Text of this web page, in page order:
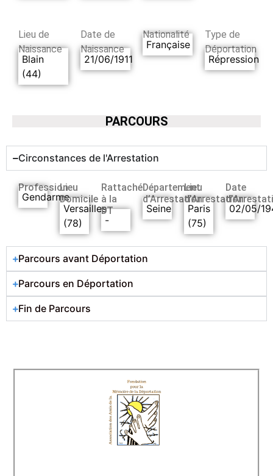
Lieu de
Naissance
Blain
(44)
Date de
Naissance
21/06/1911
Nationalité
Française
Type de
Déportation
Répression
PARCOURS
Circonstances de l'Arrestation
Profession
Gendarme
Lieu
Domicile
Versailles
(78)
Rattaché
à la
DT
-
Département
d’Arrestation
Seine
Lieu
d’Arrestation
Paris
(75)
Date
02/05/
Parcours avant Déportation
Parcours en Déportation
Fin de Parcours